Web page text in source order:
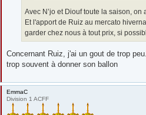
Avec N’jo et Diouf toute la saison,
Et l'apport de Ruiz au mercato
garder chez nous à tout prix, si
Concernant Ruiz, j'ai un gout de trop
trop souvent à donner son ballon
EmmaC
Division 1 ACFF